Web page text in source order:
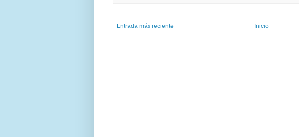
Entrada más reciente Inicio